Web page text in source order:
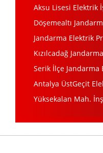
Aksu Lisesi Elektrik
Döşemealtı
Jandarma Elektrik
Kızılcadağ
Serik İlçe Jandarma
Antalya ÜstGeçit
Yüksekalan Mah.